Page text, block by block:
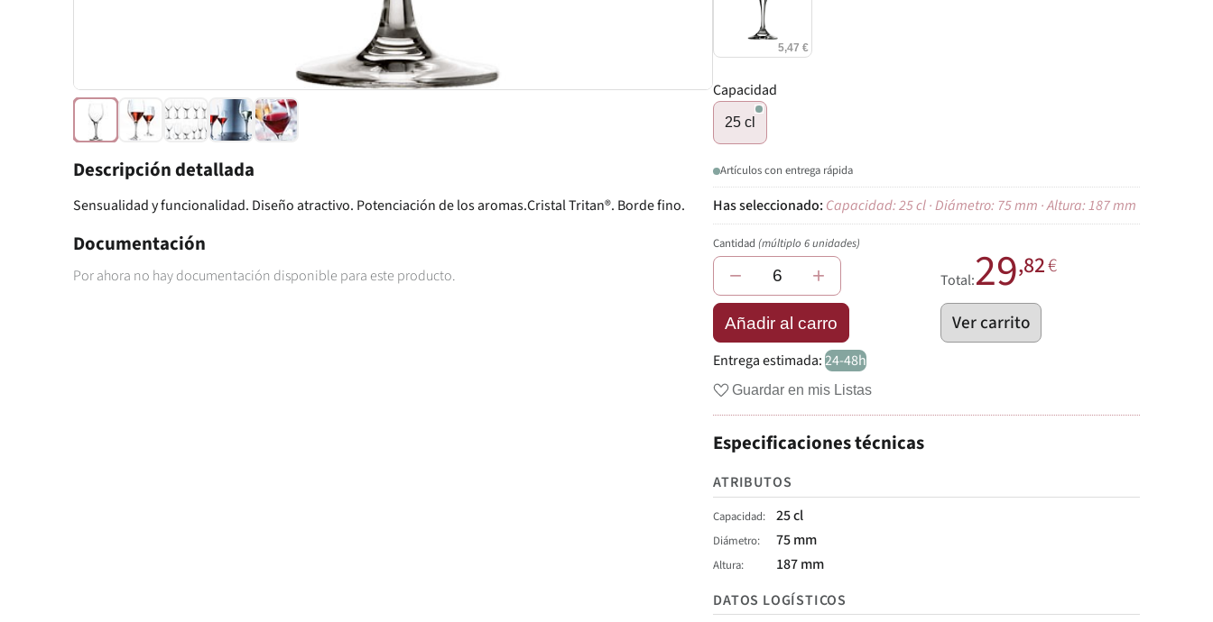
Descripción detallada
Sensualidad y funcionalidad. Diseño atractivo. Potenciación de los aromas.Cristal Tritan®. Borde fino.
Documentación
Por ahora no hay documentación disponible para este producto.
5,47 €
Capacidad
25 cl
Artículos con entrega rápida
Capacidad: 25 cl · Diámetro: 75 mm · Altura: 187 mm
Cantidad(múltiplo 6 unidades)
− +
Añadir al carro
Total:29,82€
Ver carrito
Entrega estimada:24-48h
Guardar en mis Listas
Especificaciones técnicas
ATRIBUTOS
Capacidad 25 cl
Diámetro 75 mm
Altura
187 mm
DATOS LOGÍSTICOS